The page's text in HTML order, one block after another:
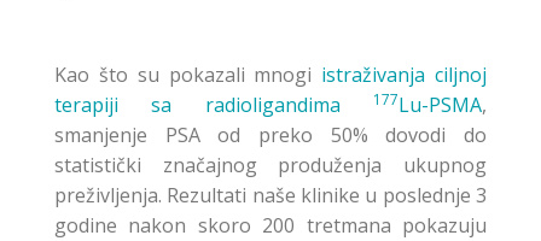
Kao što su pokazali mnogi istraživanja ciljnoj
terapiji sa radioligandima
177Lu-PSMA,
smanjenje PSA od preko 50% dovodi do
statistički značajnog produženja ukupnog
preživljenja. Rezultati naše klinike u poslednje 3
godine nakon skoro 200 tretmana pokazuju